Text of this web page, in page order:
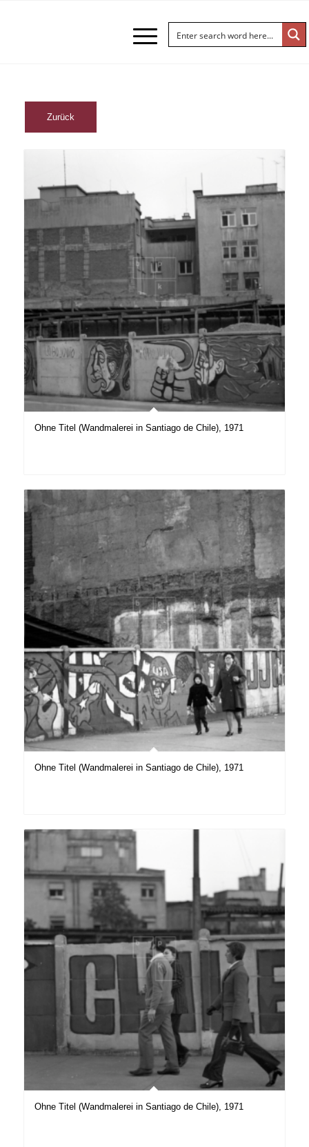
Ohne Titel (Wandmalerei in Santiago de Chile), 1971
Ohne Titel (Wandmalerei in Santiago de Chile), 1971
Ohne Titel (Wandmalerei in Santiago de Chile), 1971